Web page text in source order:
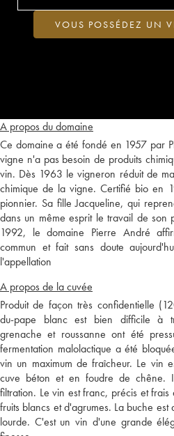
A propos du domaine
Ce domaine a été fondé en 1957 par
vigne n'a pas besoin de produits
vin. Dès 1963 le vigneron réduit de
chimique de la vigne. Certifié bio en
pionnier. Sa fille Jacqueline, qui
dans un même esprit le travail de son
1992, le domaine Pierre André
commun et fait sans doute
l'appellation
A propos de la cuvée
Produit de façon très confidentielle
du-pape blanc est bien difficile à
grenache et roussanne ont été
fermentation malolactique a été
vin un maximum de fraîcheur. Le vin
cuve béton et en foudre de chêne.
filtration. Le vin est franc, précis et
fruits blancs et d'agrumes. La buche
lourde. C'est un vin d'une grande
VOUS POSSÉDEZ UN